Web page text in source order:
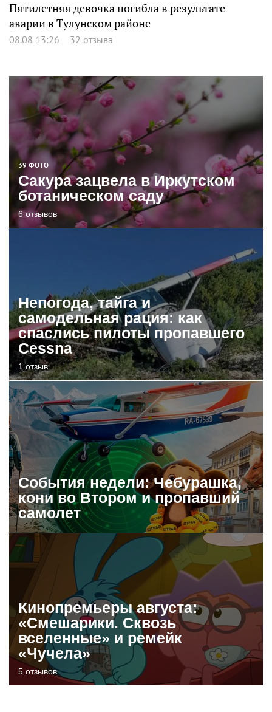
Пятилетняя девочка погибла в результате
аварии в Тулунском районе
08.08 13:26 32 отзыва
39 ФОТО
Сакура зацвела в Иркутском
ботаническом саду
6 отзывов
Непогода, тайга и
самодельная рация: как
спаслись пилоты пропавшего
Cessna
1 отзыв
События недели: Чебурашка,
кони во Втором и пропавший
самолет
Кинопремьеры августа:
«Смешарики. Сквозь
вселенные» и ремейк
«Чучела»
5 отзывов